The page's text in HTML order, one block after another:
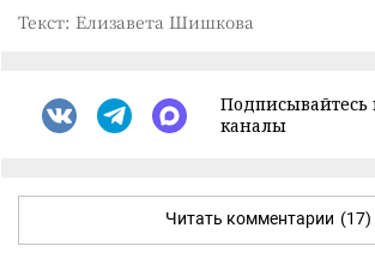
Текст: Елизавета Шишкова
каналы
Читать комментарии (17)